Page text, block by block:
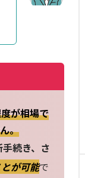
が相場で
。
続き、さ
が可能で